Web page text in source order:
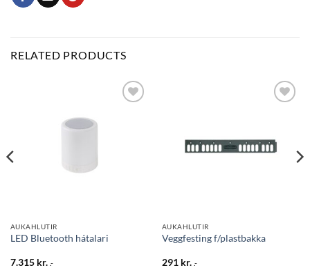
RELATED PRODUCTS
AUKAHLUTIR
LED Bluetooth hátalari
7.315 kr. .-
AUKAHLUTIR
Veggfesting f/plastbakka
291 kr. .-